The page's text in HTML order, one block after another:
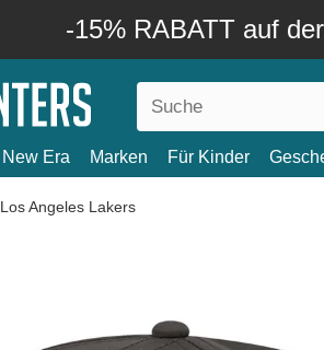
-15% RABATT auf
New Era Marken Für Kinder
Los Angeles Lakers